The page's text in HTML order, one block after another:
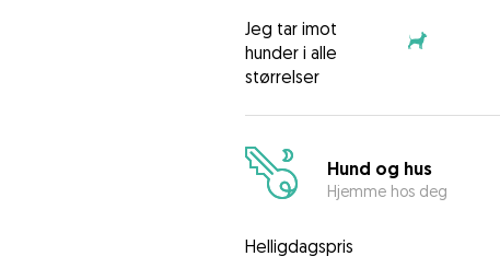
Jeg tar imot
hunder i alle
størrelser
Hund og hus
Hjemme hos deg
Helligdagspris